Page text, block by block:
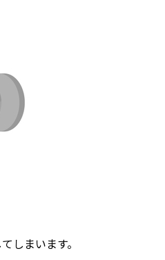
しまいます。